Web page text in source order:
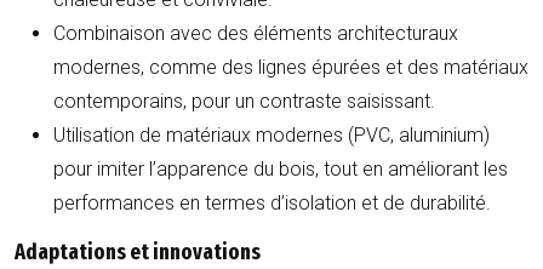
Combinaison avec des éléments architecturaux
modernes, comme des lignes épurées et des matériaux
contemporains, pour un contraste saisissant.
Utilisation de matériaux modernes (PVC, aluminium)
pour imiter l’apparence du bois, tout en améliorant les
performances en termes d’isolation et de durabilité.
Adaptations et innovations